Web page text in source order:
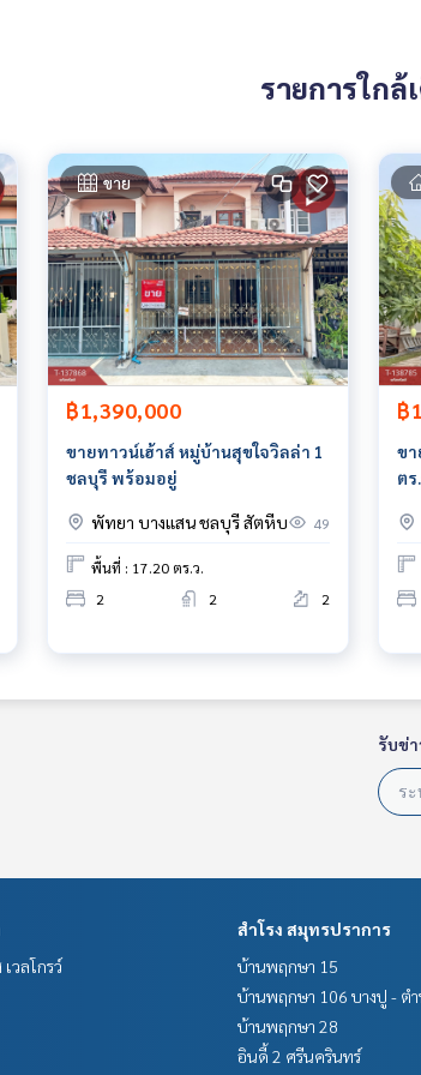
ห้คำปรึกษา มีให้เลือกทุกธนาคาร**
สุด 90-100% ของราคาประเมิน**
านได้ที่
7656)
ายการ
โลยี และ นวัตกรรมที่สร้างสรรค์ เพื่อส่งมอบบริการที่ดีที่สุดเพื่อคุณ ให้บริการด้าน ซื้อ ขาย
รายการใกล้
ขาย
฿1,390,000
ขายทาวน์เฮ้าส์ หมู่บ้านสุขใจวิลล่า 1
ชลบุรี พร้อมอยู่
พัทยา บางแสน ชลบุรี สัตหีบ 49
พื้นที่ : 17.20 ตร.ว.
2
2 2
฿
ขา
ต
รับข่
วลโกรว์
สำโรง สมุทรปราการ
บ้านพฤกษา 15
บ้านพฤกษา 106 บางปู - ตำ
บ้านพฤกษา 28
อินดี้ 2 ศรีนครินทร์